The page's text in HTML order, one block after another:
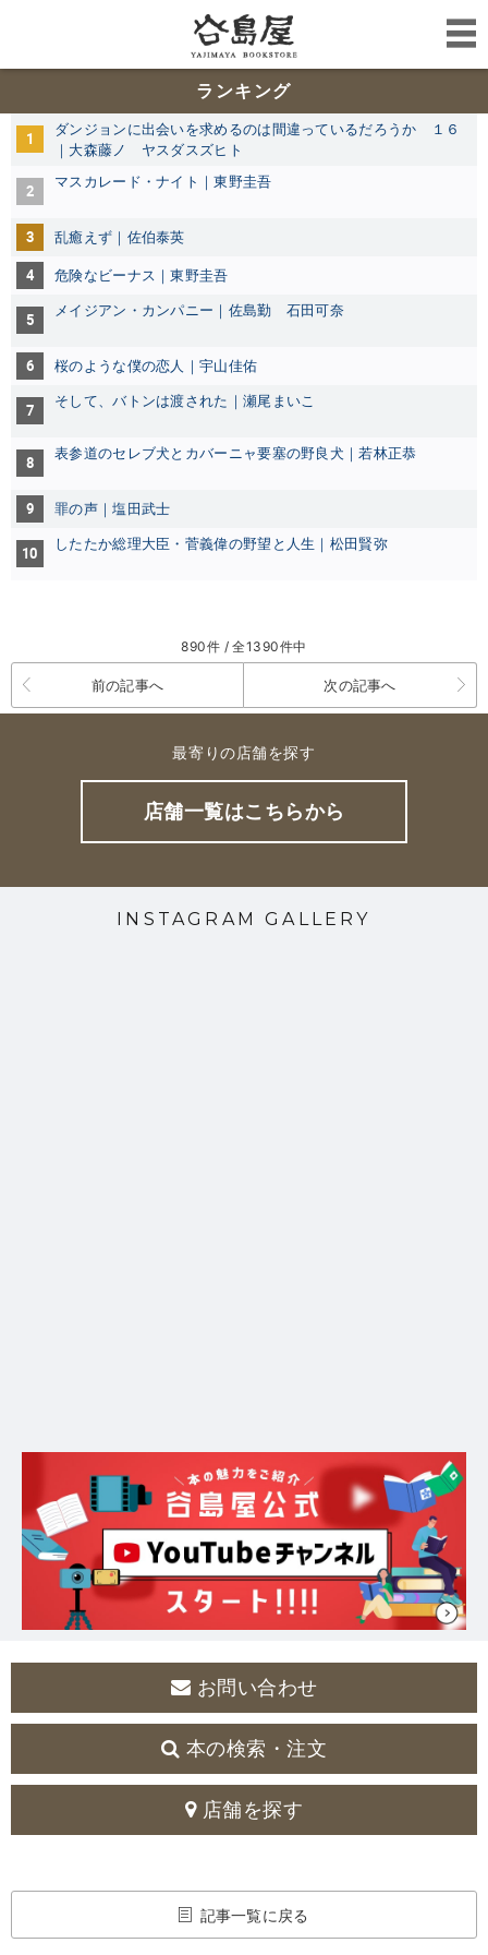
ランキング
1
ダンジョンに出会いを求めるのは間違っているだろうか １６
｜大森藤ノ ヤスダスズヒト
2 マスカレード・ナイト｜東野圭吾
3 乱癒えず｜佐伯泰英
4 危険なビーナス｜東野圭吾
5 メイジアン・カンパニー｜佐島勤 石田可奈
6 桜のような僕の恋人｜宇山佳佑
7 そして、バトンは渡された｜瀬尾まいこ
8 表参道のセレブ犬とカバーニャ要塞の野良犬｜若林正恭
9 罪の声｜塩田武士
10 したたか総理大臣・菅義偉の野望と人生｜松田賢弥
890件 / 全1390件中
前の記事へ 次の記事へ
最寄りの店舗を探す
店舗一覧はこちらから
INSTAGRAM GALLERY
お問い合わせ
本の検索・注文
店舗を探す
記事一覧に戻る